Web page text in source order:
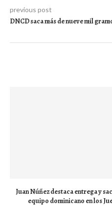
previous post
DNCD saca más de nueve mil
Juan Núñez destaca entrega y
equipo dominicano en los